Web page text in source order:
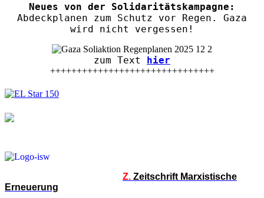
Neues von der Solidaritätskampagne:
Abdeckplanen zum Schutz vor Regen. Gaza
wird nicht vergessen!
zum Text hier
+++++++++++++++++++++++++++++++
Z. Zeitschrift Marxistische
Erneuerung